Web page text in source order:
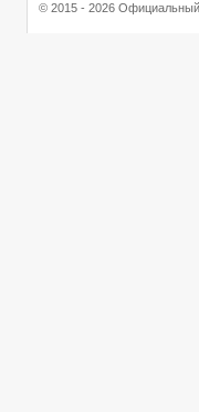
© 2015 - 2026